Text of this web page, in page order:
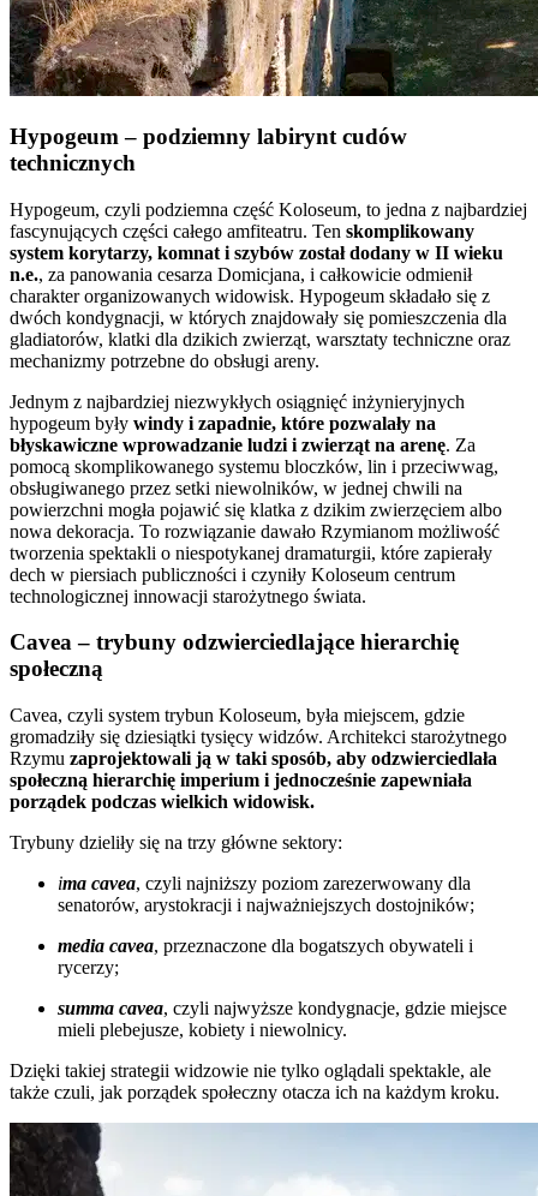
Hypogeum – podziemny labirynt cudów
technicznych
Hypogeum, czyli podziemna część Koloseum, to jedna z najbardziej
fascynujących części całego amfiteatru. Ten skomplikowany
system korytarzy, komnat i szybów został dodany w II wieku
n.e., za panowania cesarza Domicjana, i całkowicie odmienił
charakter organizowanych widowisk. Hypogeum składało się z
dwóch kondygnacji, w których znajdowały się pomieszczenia dla
gladiatorów, klatki dla dzikich zwierząt, warsztaty techniczne oraz
mechanizmy potrzebne do obsługi areny.
Jednym z najbardziej niezwykłych osiągnięć inżynieryjnych
hypogeum były windy i zapadnie, które pozwalały na
błyskawiczne wprowadzanie ludzi i zwierząt na arenę. Za
pomocą skomplikowanego systemu bloczków, lin i przeciwwag,
obsługiwanego przez setki niewolników, w jednej chwili na
powierzchni mogła pojawić się klatka z dzikim zwierzęciem albo
nowa dekoracja. To rozwiązanie dawało Rzymianom możliwość
tworzenia spektakli o niespotykanej dramaturgii, które zapierały
dech w piersiach publiczności i czyniły Koloseum centrum
technologicznej innowacji starożytnego świata.
Cavea – trybuny odzwierciedlające hierarchię
społeczną
Cavea, czyli system trybun Koloseum, była miejscem, gdzie
gromadziły się dziesiątki tysięcy widzów. Architekci starożytnego
Rzymu zaprojektowali ją w taki sposób, aby odzwierciedlała
społeczną hierarchię imperium i jednocześnie zapewniała
porządek podczas wielkich widowisk.
Trybuny dzieliły się na trzy główne sektory:
ima cavea, czyli najniższy poziom zarezerwowany dla
senatorów, arystokracji i najważniejszych dostojników;
media cavea, przeznaczone dla bogatszych obywateli i
rycerzy;
summa cavea, czyli najwyższe kondygnacje, gdzie miejsce
mieli plebejusze, kobiety i niewolnicy.
Dzięki takiej strategii widzowie nie tylko oglądali spektakle, ale
także czuli, jak porządek społeczny otacza ich na każdym kroku.